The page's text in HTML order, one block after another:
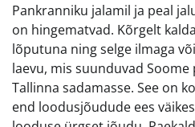
Pankranniku jalamil ja peal
on hingematvad. Kõrgelt
lõputuna ning selge ilmaga
laevu, mis suunduvad
Tallinna sadamasse. See on
end loodusjõudude ees